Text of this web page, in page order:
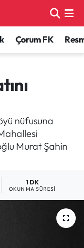
Çorum FK
nüfusuna
Murat Şahin
1 DK
OKUNMA SÜRESI